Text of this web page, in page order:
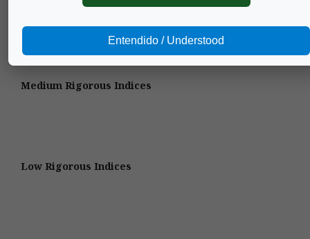
Medium Rigorous Indices
Low Rigorous Indices
Entendido / Understood